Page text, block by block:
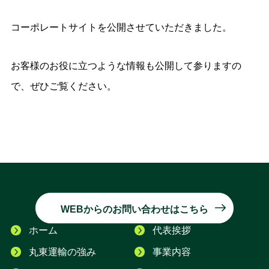
コーポレートサイトを公開させていただきました。
お客様のお役に立つような情報も公開して参りますの
で、ぜひご覧ください。
WEBからのお問い合わせはこちら
ホーム 代表挨拶
丸東運輸の強み 事業内容